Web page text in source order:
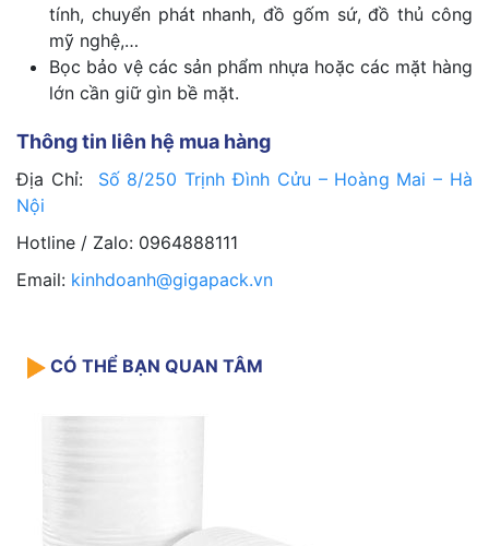
tính, chuyển phát nhanh, đồ gốm sứ, đồ thủ công
mỹ nghệ,…
Bọc bảo vệ các sản phẩm nhựa hoặc các mặt hàng
lớn cần giữ gìn bề mặt.
Thông tin liên hệ mua hàng
Địa Chỉ: Số 8/250 Trịnh Đình Cửu – Hoàng Mai – Hà
Nội
Hotline / Zalo: 0964888111
Email: kinhdoanh@gigapack.vn
CÓ THỂ BẠN QUAN TÂM